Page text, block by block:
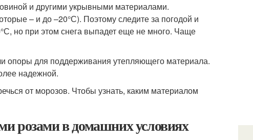
и другими укрывными материалами.
– и до –20°С). Поэтому следите за погодой и
но при этом снега выпадет еще не много. Чаще
опоры для поддерживания утепляющего материала.
надежной.
от морозов. Чтобы узнать, каким материалом
розами в домашних условиях